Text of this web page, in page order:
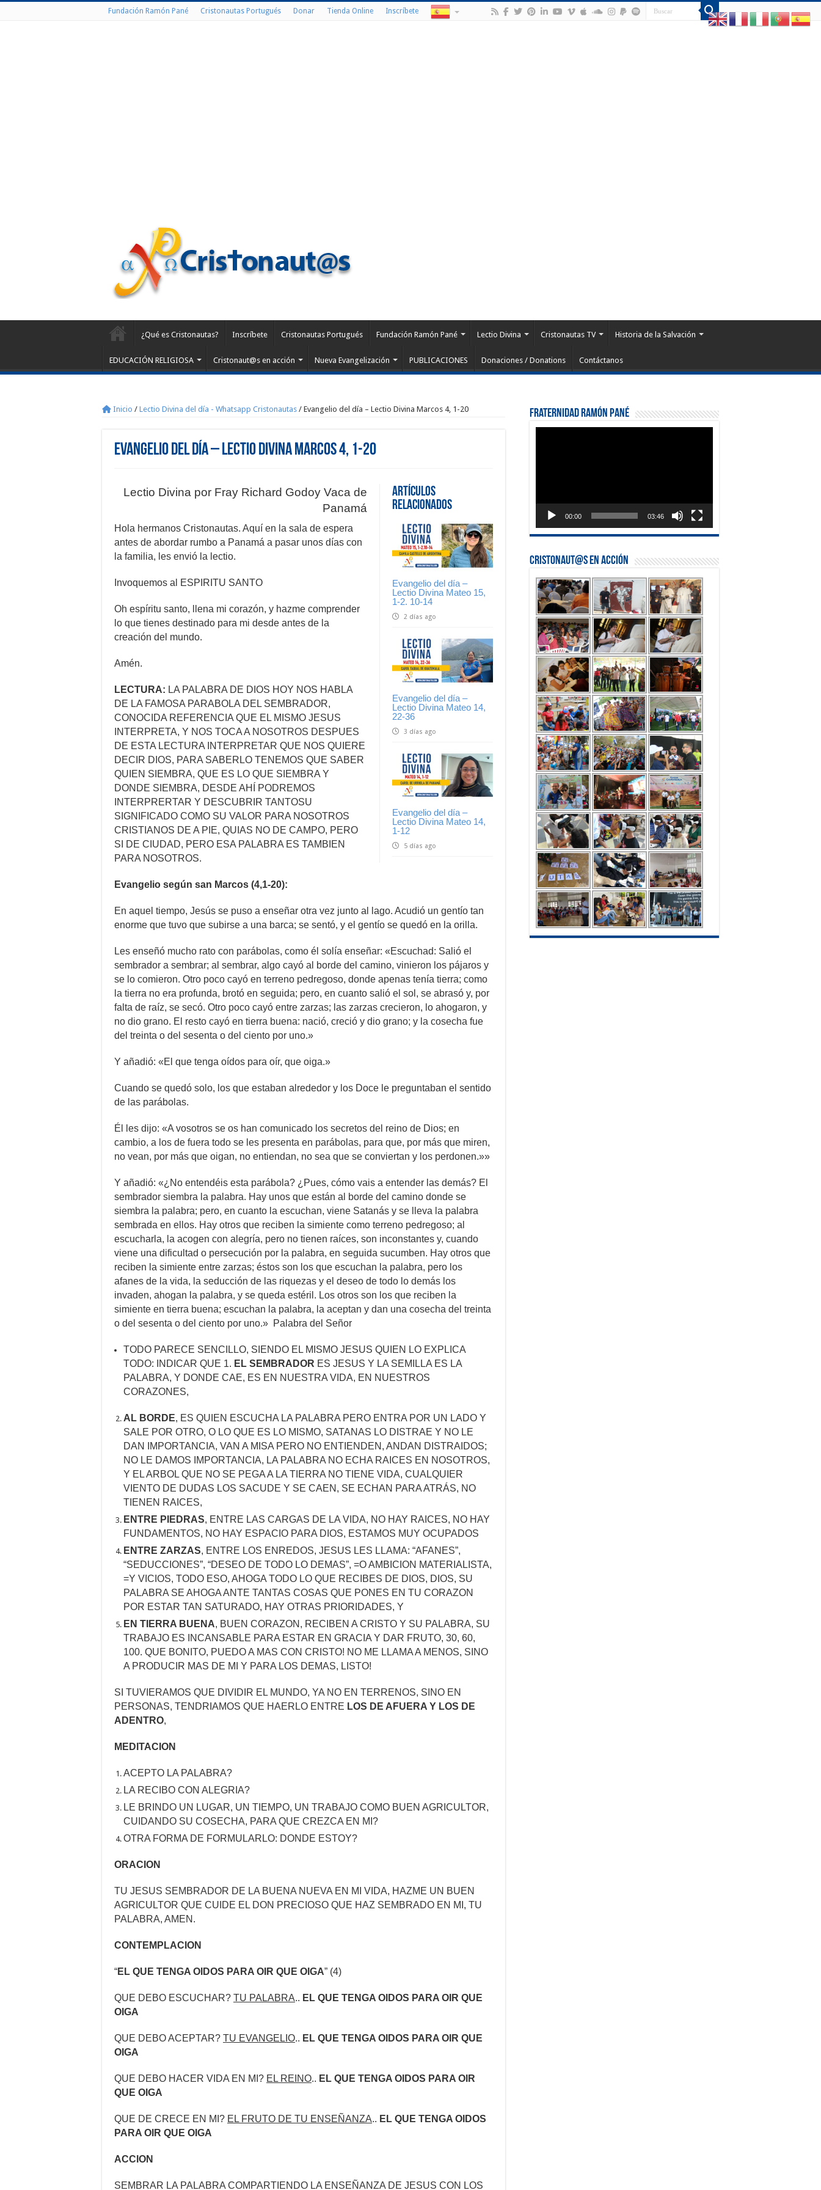
Fundación Ramón Pané Cristonautas Portugués Donar Tienda Online Inscríbete
¿Qué es Cristonautas? Inscríbete Cristonautas Portugués Fundación Ramón Pané Lectio Divina Cristonautas TV Historia de la Salvación
EDUCACIÓN RELIGIOSA Cristonaut@s en acción Nueva Evangelización PUBLICACIONES Donaciones / Donations Contáctanos
Inicio / Lectio Divina del día - Whatsapp Cristonautas / Evangelio del día – Lectio Divina Marcos 4, 1-20
Evangelio del día – Lectio Divina Marcos 4, 1-20
Artículos
Relacionados
Evangelio del día –
Lectio Divina Mateo 15,
1-2. 10-14
2 días ago
Evangelio del día –
Lectio Divina Mateo 14,
22-36
3 días ago
Evangelio del día –
Lectio Divina Mateo 14,
1-12
5 días ago
Lectio Divina por Fray Richard Godoy Vaca de
Panamá
Hola hermanos Cristonautas. Aquí en la sala de espera
antes de abordar rumbo a Panamá a pasar unos días con
la familia, les envió la lectio.
Invoquemos al ESPIRITU SANTO
Oh espíritu santo, llena mi corazón, y hazme comprender
lo que tienes destinado para mi desde antes de la
creación del mundo.
Amén.
LECTURA: LA PALABRA DE DIOS HOY NOS HABLA
DE LA FAMOSA PARABOLA DEL SEMBRADOR,
CONOCIDA REFERENCIA QUE EL MISMO JESUS
INTERPRETA, Y NOS TOCA A NOSOTROS DESPUES
DE ESTA LECTURA INTERPRETAR QUE NOS QUIERE
DECIR DIOS, PARA SABERLO TENEMOS QUE SABER
QUIEN SIEMBRA, QUE ES LO QUE SIEMBRA Y
DONDE SIEMBRA, DESDE AHÍ PODREMOS
INTERPRERTAR Y DESCUBRIR TANTOSU
SIGNIFICADO COMO SU VALOR PARA NOSOTROS
CRISTIANOS DE A PIE, QUIAS NO DE CAMPO, PERO
SI DE CIUDAD, PERO ESA PALABRA ES TAMBIEN
PARA NOSOTROS.
Evangelio según san Marcos (4,1-20):
En aquel tiempo, Jesús se puso a enseñar otra vez junto al lago. Acudió un gentío tan
enorme que tuvo que subirse a una barca; se sentó, y el gentío se quedó en la orilla.
Les enseñó mucho rato con parábolas, como él solía enseñar: «Escuchad: Salió el
sembrador a sembrar; al sembrar, algo cayó al borde del camino, vinieron los pájaros y
se lo comieron. Otro poco cayó en terreno pedregoso, donde apenas tenía tierra; como
la tierra no era profunda, brotó en seguida; pero, en cuanto salió el sol, se abrasó y, por
falta de raíz, se secó. Otro poco cayó entre zarzas; las zarzas crecieron, lo ahogaron, y
no dio grano. El resto cayó en tierra buena: nació, creció y dio grano; y la cosecha fue
del treinta o del sesenta o del ciento por uno.»
Y añadió: «El que tenga oídos para oír, que oiga.»
Cuando se quedó solo, los que estaban alrededor y los Doce le preguntaban el sentido
de las parábolas.
Él les dijo: «A vosotros se os han comunicado los secretos del reino de Dios; en
cambio, a los de fuera todo se les presenta en parábolas, para que, por más que miren,
no vean, por más que oigan, no entiendan, no sea que se conviertan y los perdonen.»»
Y añadió: «¿No entendéis esta parábola? ¿Pues, cómo vais a entender las demás? El
sembrador siembra la palabra. Hay unos que están al borde del camino donde se
siembra la palabra; pero, en cuanto la escuchan, viene Satanás y se lleva la palabra
sembrada en ellos. Hay otros que reciben la simiente como terreno pedregoso; al
escucharla, la acogen con alegría, pero no tienen raíces, son inconstantes y, cuando
viene una dificultad o persecución por la palabra, en seguida sucumben. Hay otros que
reciben la simiente entre zarzas; éstos son los que escuchan la palabra, pero los
afanes de la vida, la seducción de las riquezas y el deseo de todo lo demás los
invaden, ahogan la palabra, y se queda estéril. Los otros son los que reciben la
simiente en tierra buena; escuchan la palabra, la aceptan y dan una cosecha del treinta
o del sesenta o del ciento por uno.» Palabra del Señor
TODO PARECE SENCILLO, SIENDO EL MISMO JESUS QUIEN LO EXPLICA
TODO: INDICAR QUE 1. EL SEMBRADOR ES JESUS Y LA SEMILLA ES LA
PALABRA, Y DONDE CAE, ES EN NUESTRA VIDA, EN NUESTROS
CORAZONES,
AL BORDE, ES QUIEN ESCUCHA LA PALABRA PERO ENTRA POR UN LADO Y
SALE POR OTRO, O LO QUE ES LO MISMO, SATANAS LO DISTRAE Y NO LE
DAN IMPORTANCIA, VAN A MISA PERO NO ENTIENDEN, ANDAN DISTRAIDOS;
NO LE DAMOS IMPORTANCIA, LA PALABRA NO ECHA RAICES EN NOSOTROS,
Y EL ARBOL QUE NO SE PEGA A LA TIERRA NO TIENE VIDA, CUALQUIER
VIENTO DE DUDAS LOS SACUDE Y SE CAEN, SE ECHAN PARA ATRÁS, NO
TIENEN RAICES,
ENTRE PIEDRAS, ENTRE LAS CARGAS DE LA VIDA, NO HAY RAICES, NO HAY
FUNDAMENTOS, NO HAY ESPACIO PARA DIOS, ESTAMOS MUY OCUPADOS
ENTRE ZARZAS, ENTRE LOS ENREDOS, JESUS LES LLAMA: “AFANES”,
“SEDUCCIONES”, “DESEO DE TODO LO DEMAS”, =O AMBICION MATERIALISTA,
=Y VICIOS, TODO ESO, AHOGA TODO LO QUE RECIBES DE DIOS, DIOS, SU
PALABRA SE AHOGA ANTE TANTAS COSAS QUE PONES EN TU CORAZON
POR ESTAR TAN SATURADO, HAY OTRAS PRIORIDADES, Y
EN TIERRA BUENA, BUEN CORAZON, RECIBEN A CRISTO Y SU PALABRA, SU
TRABAJO ES INCANSABLE PARA ESTAR EN GRACIA Y DAR FRUTO, 30, 60,
100. QUE BONITO, PUEDO A MAS CON CRISTO! NO ME LLAMA A MENOS, SINO
A PRODUCIR MAS DE MI Y PARA LOS DEMAS, LISTO!
SI TUVIERAMOS QUE DIVIDIR EL MUNDO, YA NO EN TERRENOS, SINO EN
PERSONAS, TENDRIAMOS QUE HAERLO ENTRE LOS DE AFUERA Y LOS DE
ADENTRO,
MEDITACION
ACEPTO LA PALABRA?
LA RECIBO CON ALEGRIA?
LE BRINDO UN LUGAR, UN TIEMPO, UN TRABAJO COMO BUEN AGRICULTOR,
CUIDANDO SU COSECHA, PARA QUE CREZCA EN MI?
OTRA FORMA DE FORMULARLO: DONDE ESTOY?
ORACION
TU JESUS SEMBRADOR DE LA BUENA NUEVA EN MI VIDA, HAZME UN BUEN
AGRICULTOR QUE CUIDE EL DON PRECIOSO QUE HAZ SEMBRADO EN MI, TU
PALABRA, AMEN.
CONTEMPLACION
“EL QUE TENGA OIDOS PARA OIR QUE OIGA” (4)
QUE DEBO ESCUCHAR? TU PALABRA.. EL QUE TENGA OIDOS PARA OIR QUE
OIGA
QUE DEBO ACEPTAR? TU EVANGELIO.. EL QUE TENGA OIDOS PARA OIR QUE
OIGA
QUE DEBO HACER VIDA EN MI? EL REINO.. EL QUE TENGA OIDOS PARA OIR
QUE OIGA
QUE DE CRECE EN MI? EL FRUTO DE TU ENSEÑANZA.. EL QUE TENGA OIDOS
PARA OIR QUE OIGA
ACCION
SEMBRAR LA PALABRA COMPARTIENDO LA ENSEÑANZA DE JESUS CON LOS
Fraternidad Ramón Pané
00:00 03:46
Cristonaut@s en Acción